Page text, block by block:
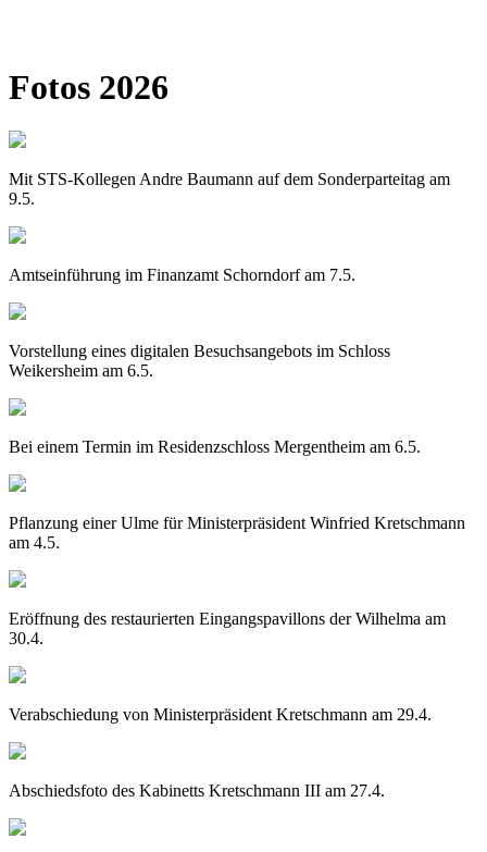
Fotos 2026
Mit STS-Kollegen Andre Baumann auf dem Sonderparteitag am
9.5.
Amtseinführung im Finanzamt Schorndorf am 7.5.
Vorstellung eines digitalen Besuchsangebots im Schloss
Weikersheim am 6.5.
Bei einem Termin im Residenzschloss Mergentheim am 6.5.
Pflanzung einer Ulme für Ministerpräsident Winfried Kretschmann
am 4.5.
Eröffnung des restaurierten Eingangspavillons der Wilhelma am
30.4.
Verabschiedung von Ministerpräsident Kretschmann am 29.4.
Abschiedsfoto des Kabinetts Kretschmann III am 27.4.